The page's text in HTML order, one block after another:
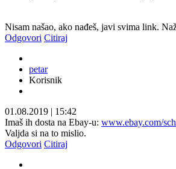
Nisam našao, ako nađeš, javi svima link.
Odgovori Citiraj
petar
Korisnik
01.08.2019 | 15:42
Imaš ih dosta na Ebay-u: www.ebay.com/
Valjda si na to mislio.
Odgovori Citiraj